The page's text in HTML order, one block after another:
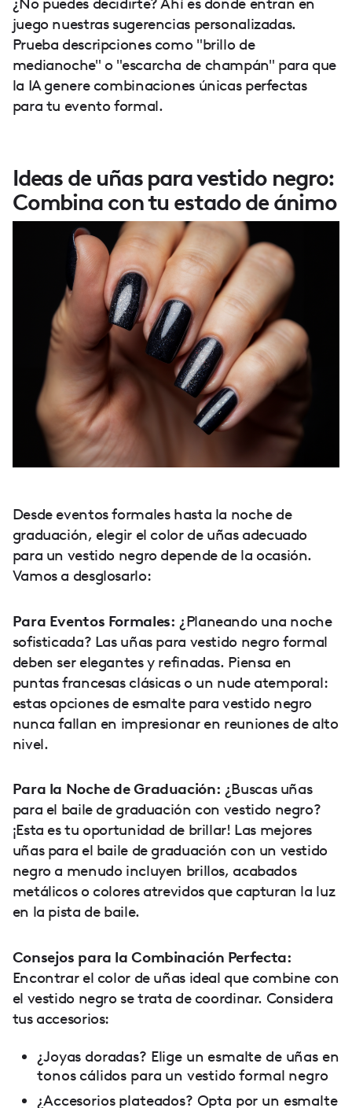
¿No puedes decidirte? Ahí es donde entran en
juego nuestras sugerencias personalizadas.
Prueba descripciones como "brillo de
medianoche" o "escarcha de champán" para que
la IA genere combinaciones únicas perfectas
para tu evento formal.
Ideas de uñas para vestido negro:
Combina con tu estado de ánimo
Desde eventos formales hasta la noche de
graduación, elegir el color de uñas adecuado
para un vestido negro depende de la ocasión.
Vamos a desglosarlo:
Para Eventos Formales: ¿Planeando una noche
sofisticada? Las uñas para vestido negro formal
deben ser elegantes y refinadas. Piensa en
puntas francesas clásicas o un nude atemporal:
estas opciones de esmalte para vestido negro
nunca fallan en impresionar en reuniones de alto
nivel.
Para la Noche de Graduación: ¿Buscas uñas
para el baile de graduación con vestido negro?
¡Esta es tu oportunidad de brillar! Las mejores
uñas para el baile de graduación con un vestido
negro a menudo incluyen brillos, acabados
metálicos o colores atrevidos que capturan la luz
en la pista de baile.
Consejos para la Combinación Perfecta:
Encontrar el color de uñas ideal que combine con
el vestido negro se trata de coordinar. Considera
tus accesorios:
¿Joyas doradas? Elige un esmalte de uñas en
tonos cálidos para un vestido formal negro
¿Accesorios plateados? Opta por un esmalte